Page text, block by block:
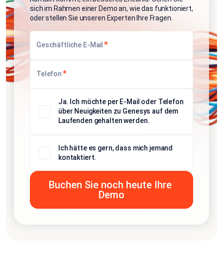
sich im Rahmen einer Demo an, wie das funktioniert,
oder stellen Sie unseren Experten Ihre Fragen.
Geschäftliche E-Mail *
Telefon*
Ja. Ich möchte per E-Mail oder Telefon
über Neuigkeiten zu Genesys auf dem
Laufenden gehalten werden.
Ich hätte es gern, dass mich jemand
kontaktiert.